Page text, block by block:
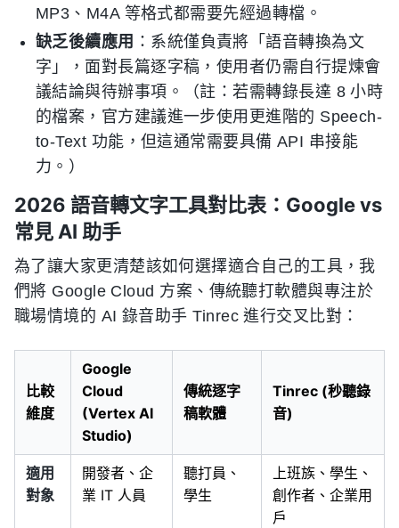
MP3、M4A 等格式都需要先經過轉檔。
缺乏後續應用 ：系統僅負責將「語音轉換為文
字」，面對長篇逐字稿，使用者仍需自行提煉會
議結論與待辦事項。（註：若需轉錄長達 8 小時
的檔案，官方建議進一步使用更進階的 Speech-
to-Text 功能，但這通常需要具備 API 串接能
力。）
2026 語音轉文字工具對比表：Google vs
常見 AI 助手
為了讓大家更清楚該如何選擇適合自己的工具，我
們將 Google Cloud 方案、傳統聽打軟體與專注於
職場情境的 AI 錄音助手 Tinrec 進行交叉比對：
比較
維度
Google
Cloud
(Vertex AI
Studio)
傳統逐字
稿軟體
Tinrec (秒聽錄
音)
適用
對象
開發者、企
業 IT 人員
聽打員、
學生
上班族、學生、
創作者、企業用
戶